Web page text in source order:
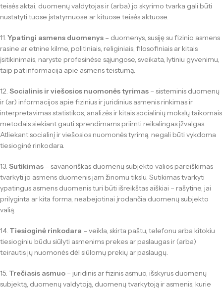
teisės aktai, duomenų valdytojas ir (arba) jo skyrimo tvarka gali būti
nustatyti tuose įstatymuose ar kituose teisės aktuose.
11. Ypatingi asmens duomenys – duomenys, susiję su fizinio asmens
rasine ar etnine kilme, politiniais, religiniais, filosofiniais ar kitais
įsitikinimais, naryste profesinėse sąjungose, sveikata, lytiniu gyvenimu,
taip pat informacija apie asmens teistumą.
12. Socialinis ir viešosios nuomonės tyrimas – sisteminis duomenų
ir (ar) informacijos apie fizinius ir juridinius asmenis rinkimas ir
interpretavimas statistikos, analizės ir kitais socialinių mokslų taikomais
metodais siekiant gauti sprendimams priimti reikalingas įžvalgas.
Atliekant socialinį ir viešosios nuomonės tyrimą, negali būti vykdoma
tiesioginė rinkodara.
13. Sutikimas – savanoriškas duomenų subjekto valios pareiškimas
tvarkyti jo asmens duomenis jam žinomu tikslu. Sutikimas tvarkyti
ypatingus asmens duomenis turi būti išreikštas aiškiai – rašytine, jai
prilyginta ar kita forma, neabejotinai įrodančia duomenų subjekto
valią.
14. Tiesioginė rinkodara – veikla, skirta paštu, telefonu arba kitokiu
tiesioginiu būdu siūlyti asmenims prekes ar paslaugas ir (arba)
teirautis jų nuomonės dėl siūlomų prekių ar paslaugų.
15. Trečiasis asmuo – juridinis ar fizinis asmuo, išskyrus duomenų
subjektą, duomenų valdytoją, duomenų tvarkytoją ir asmenis, kurie